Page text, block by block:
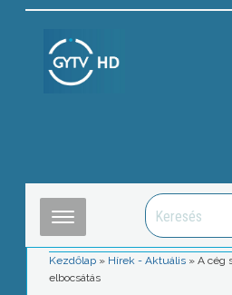
Kezdőlap » Hírek - Aktuális »A cég
elbocsátás